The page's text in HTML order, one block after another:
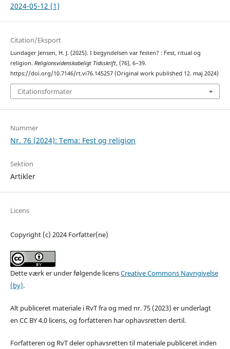
2024-05-12 (1)
Citation/Eksport
Lundager Jensen, H. J. (2025). I begyndelsen var festen? : Fest, ritual og
religion. Religionsvidenskabeligt Tidsskrift, (76), 6–39.
https://doi.org/10.7146/rt.vi76.145257 (Original work published 12. maj 2024)
Citationsformater
Nummer
Nr. 76 (2024): Tema: Fest og religion
Sektion
Artikler
Licens
Copyright (c) 2024 Forfatter(ne)
Dette værk er under følgende licensCreative Commons Navngivelse
(by).
Alt publiceret materiale i RvT fra og med nr. 75 (2023) er underlagt
en CC BY 4.0 licens, og forfatteren har ophavsretten dertil.
Forfatteren og RvT deler ophavsretten til materiale publiceret inden